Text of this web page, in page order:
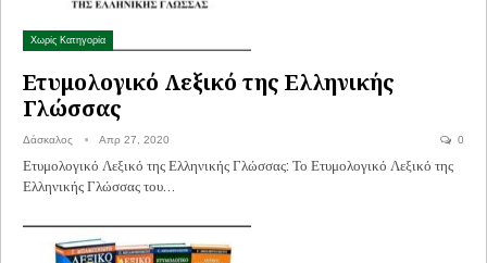
Χωρίς Κατηγορία
Ετυμολογικό Λεξικό της Ελληνικής
Γλώσσας
Δάσκαλος Απρ 27, 2020 0
Ετυμολογικό Λεξικό της Ελληνικής Γλώσσας: Το Ετυμολογικό Λεξικό της
Ελληνικής Γλώσσας του…